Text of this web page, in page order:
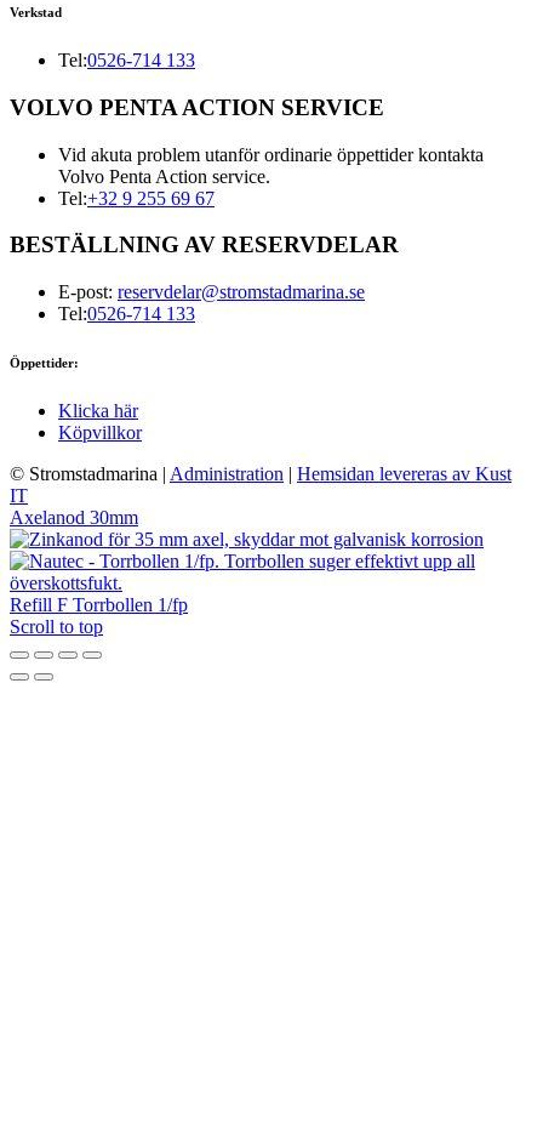
Verkstad
Tel:0526-714 133
VOLVO PENTA ACTION SERVICE
Vid akuta problem utanför ordinarie öppettider kontakta
Volvo Penta Action service.
Tel:+32 9 255 69 67
BESTÄLLNING AV RESERVDELAR
E-post: reservdelar@stromstadmarina.se
Tel:0526-714 133
Öppettider:
Klicka här
Köpvillkor
© Stromstadmarina | Administration | Hemsidan levereras av Kust
IT
Axelanod 30mm
Refill F Torrbollen 1/fp
Scroll to top